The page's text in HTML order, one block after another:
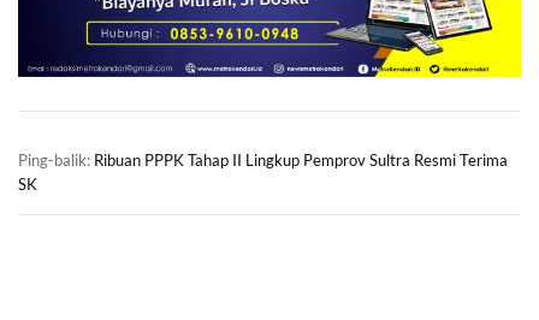
Ping-balik: Ribuan PPPK Tahap II Lingkup Pemprov Sultra Resmi Terima
SK